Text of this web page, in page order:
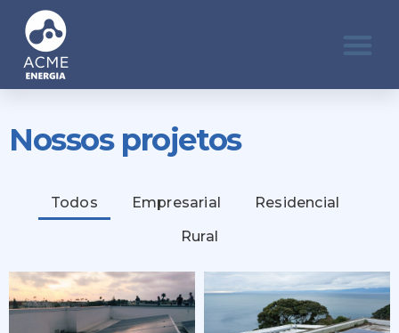
Nossos projetos
Todos Empresarial
Residencial
Rural